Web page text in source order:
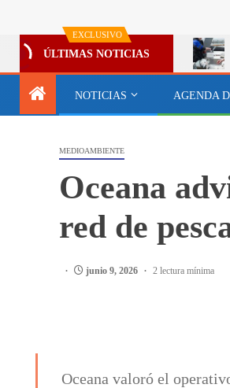
EXCLUSIVO
ÚLTIMAS NOTICIAS
NOTICIAS AGENDA
MEDIOAMBIENTE
Oceana
red de
junio 9, 2026 2 lectura mínima
Oceana valoró el